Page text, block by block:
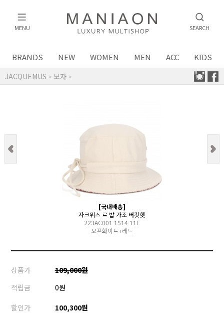
MENU SEARCH
BRANDS NEW WOMEN MEN ACC KIDS
JACQUEMUS > 모자 >
[국내배송]
자크뮈스 르 밥 가조 버킷햇
223AC001 1514 11E
오프화이트+레드
상품가
109,000원
적립금
0원
할인가
100,300원